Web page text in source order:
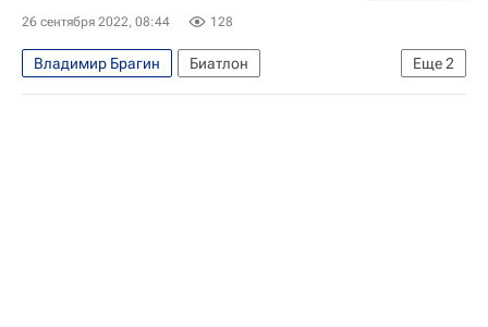
Санкции в отношении России
26 сентября 2022, 08:44 128
Еще2
Владимир Брагин
Биатлон
Евгений Редькин